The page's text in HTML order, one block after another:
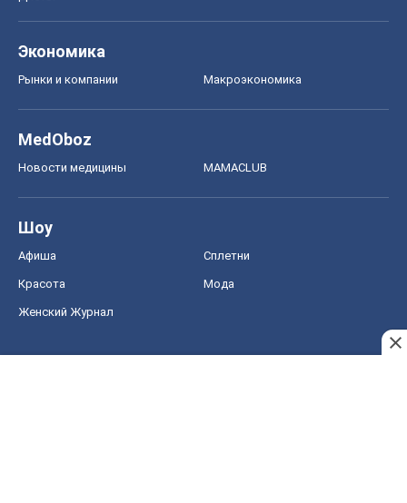
Экономика
Рынки и компании Mакроэкономика
MedOboz
Новости медицины MAMACLUB
Шоу
Афиша Сплетни
Красота Мода
Женский Журнал